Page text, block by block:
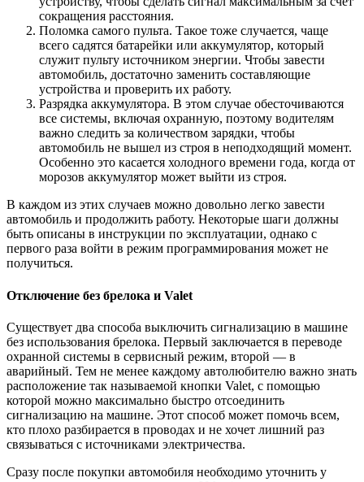
сокращения расстояния.
Поломка самого пульта. Такое тоже случается, чаще
всего садятся батарейки или аккумулятор, который
служит пульту источником энергии. Чтобы завести
автомобиль, достаточно заменить составляющие
устройства и проверить их работу.
Разрядка аккумулятора. В этом случае обесточиваются
все системы, включая охранную, поэтому водителям
важно следить за количеством зарядки, чтобы
автомобиль не вышел из строя в неподходящий момент.
Особенно это касается холодного времени года, когда от
морозов аккумулятор может выйти из строя.
В каждом из этих случаев можно довольно легко завести
автомобиль и продолжить работу. Некоторые шаги должны
быть описаны в инструкции по эксплуатации, однако с
первого раза войти в режим программирования может не
получиться.
Отключение без брелока и Valet
Существует два способа выключить сигнализацию в машине
без использования брелока. Первый заключается в переводе
охранной системы в сервисный режим, второй — в
аварийный. Тем не менее каждому автолюбителю важно знать
расположение так называемой кнопки Valet, с помощью
которой можно максимально быстро отсоединить
сигнализацию на машине. Этот способ может помочь всем,
кто плохо разбирается в проводах и не хочет лишний раз
связываться с источниками электричества.
Сразу после покупки автомобиля необходимо уточнить у